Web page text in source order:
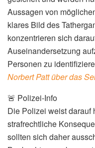
Aussagen von
klares Bild des
konzentrieren sich
Auseinandersetzung
Personen zu
Norbert Patt über das
🚨 Polizei-Info
Die Polizei weist darauf
strafrechtliche
sollten sich daher